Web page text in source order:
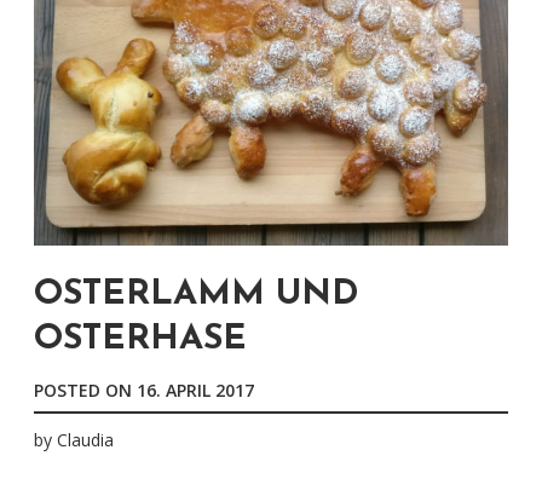
OSTERLAMM UND
OSTERHASE
POSTED ON 16. APRIL 2017
by Claudia